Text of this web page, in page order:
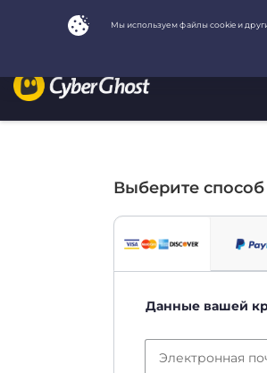
Выберите
Данные вашей